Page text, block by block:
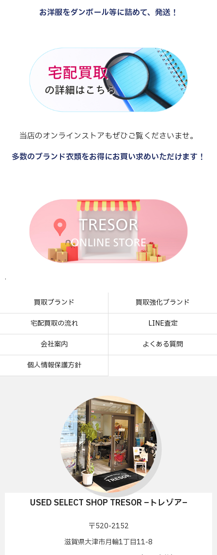
お洋服をダンボール等に詰めて、発送！
当店のオンラインストアもぜひご覧くださいませ。
多数のブランド衣類をお得にお買い求めいただけます！
.
買取ブランド 買取強化ブランド
宅配買取の流れ LINE査定
会社案内 よくある質問
個人情報保護方針
USED SELECT SHOP TRESOR –トレゾア–
〒520-2152
滋賀県大津市月輪1丁目11-8